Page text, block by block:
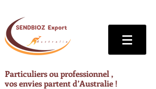
Particuliers ou professionnel ,
vos envies partent d’Australie !